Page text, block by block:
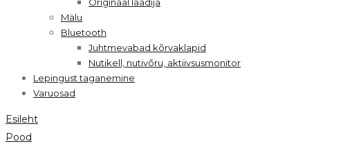
Mälu
Bluetooth
Juhtmevabad kõrvaklapid
Nutikell, nutivõru, aktiivsusmonitor
Lepingust taganemine
Varuosad
Esileht
Pood